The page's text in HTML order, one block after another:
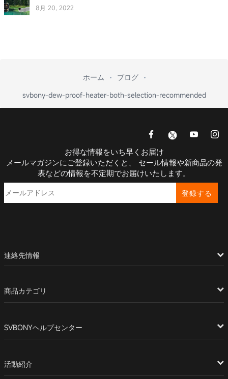
8月 20, 2022
ホーム
ブログ
svbony-dew-proof-heater-both-selection-recommended
お得な情報をいち早くお届け
メールマガジンにご登録いただくと、 セール情報や新商品の発
表などの情報を不定期でお届けいたします。
登録する
連絡先情報
商品カテゴリ
SVBONYヘルプセンター
活動紹介